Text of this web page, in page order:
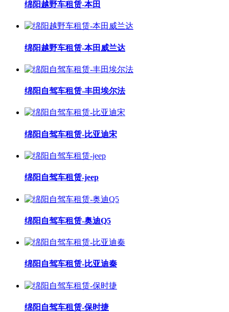
绵阳越野车租赁-本田
绵阳越野车租赁-本田威兰达
绵阳自驾车租赁-丰田埃尔法
绵阳自驾车租赁-比亚迪宋
绵阳自驾车租赁-jeep
绵阳自驾车租赁-奥迪Q5
绵阳自驾车租赁-比亚迪秦
绵阳自驾车租赁-保时捷